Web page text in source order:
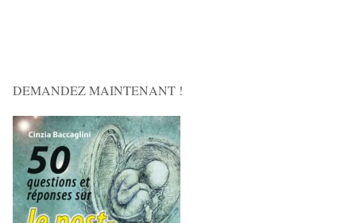
DEMANDEZ MAINTENANT !